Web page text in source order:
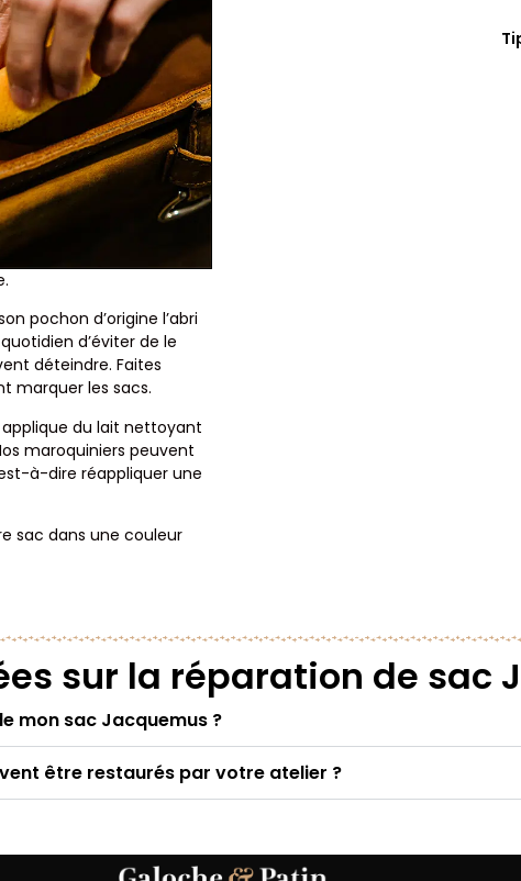
pochon d’origine l’abri
d’éviter de le
déteindre. Faites
marquer les sacs.
du lait nettoyant
maroquiniers peuvent
à-dire réappliquer une
sac dans une couleur
sur la réparation de sac
mon sac Jacquemus ?
être restaurés par votre atelier ?